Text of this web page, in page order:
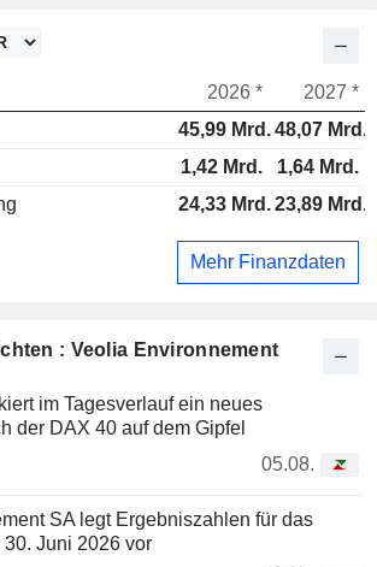
: Veolia Environnement
im Tagesverlauf ein neues
der DAX 40 auf dem Gipfel
05.08.
SA legt Ergebniszahlen für das
Juni 2026 vor
2026 *
2027 *
45,99 Mrd.48,07 Mrd.
1,42 Mrd.
1,64 Mrd.
24,33 Mrd.23,89 Mrd.
Mehr Finanzdaten